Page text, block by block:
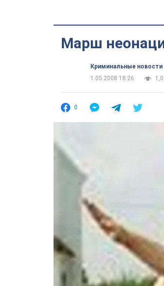
Марш
Криминальные новости
1.05.2008 18:26
1,0
0